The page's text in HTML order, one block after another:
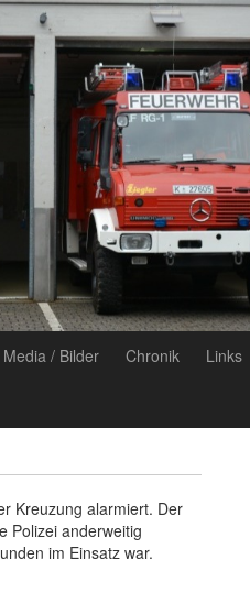
Media / Bilder Chronik Links
Kreuzung alarmiert. Der
Polizei anderweitig
im Einsatz war.